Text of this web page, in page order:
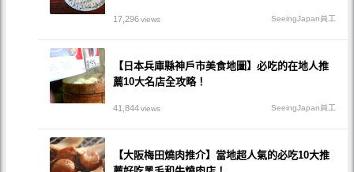
17,296views SeeingJapan員工
【日本兵庫縣神戶市美食地圖】必吃的在地人推
薦10大名店全攻略！
41,844views SeeingJapan員工
【大阪梅田燒肉推介】當地超人氣的必吃10大推